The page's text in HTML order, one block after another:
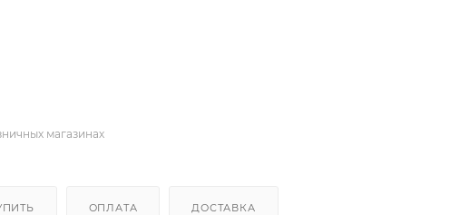
магазинах
ОПЛАТА ДОСТАВКА